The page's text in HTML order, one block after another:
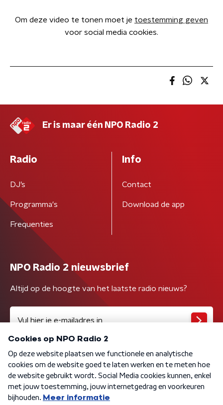
Om deze video te tonen moet je toestemming geven
voor social media cookies.
Er is maar één NPO Radio 2
Radio
DJ’s
Programma's
Frequenties
Info
Contact
Download de app
NPO Radio 2 nieuwsbrief
Altijd op de hoogte van het laatste radio nieuws?
Algemene voorwaarden